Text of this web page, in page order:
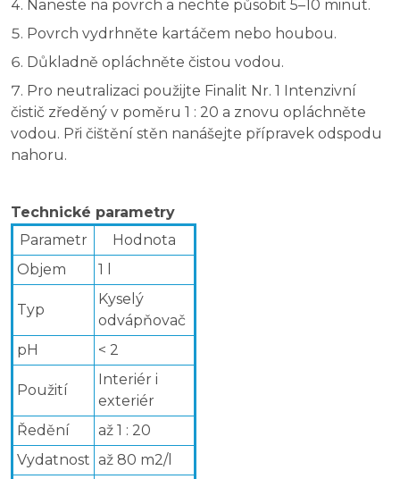
Naneste na povrch a nechte působit 5–10 minut.
Povrch vydrhněte kartáčem nebo houbou.
Důkladně opláchněte čistou vodou.
Pro neutralizaci použijte Finalit Nr. 1 Intenzivní
čistič zředěný v poměru 1 : 20 a znovu opláchněte
vodou. Při čištění stěn nanášejte přípravek odspodu
nahoru.
Technické parametry
Parametr
Hodnota
Objem
1 l
Typ
Kyselý
odvápňovač
pH
< 2
Použití
Interiér i
exteriér
Ředění
až 1 : 20
Vydatnost až 80 m2/l